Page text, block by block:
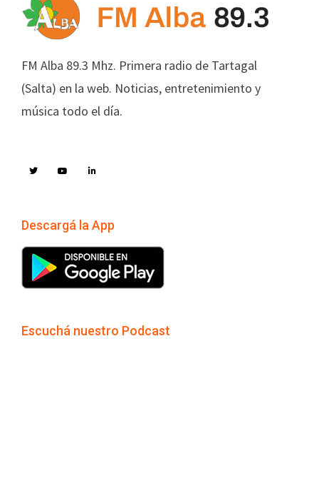
FM Alba 89.3 Mhz. Primera radio de Tartagal
(Salta) en la web. Noticias, entretenimiento y
música todo el día.
Descargá la App
Escuchá nuestro Podcast